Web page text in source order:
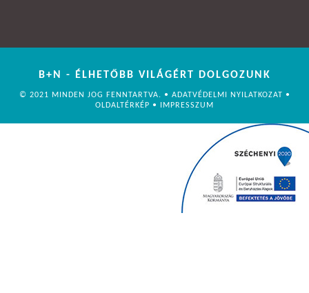
B+N - ÉLHETŐBB VILÁGÉRT DOLGOZUNK
© 2021 MINDEN JOG FENNTARTVA. • ADATVÉDELMI NYILATKOZAT •
OLDALTÉRKÉP • IMPRESSZUM